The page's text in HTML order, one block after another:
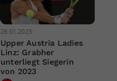
28.01.2025
Upper Austria Ladies
Linz: Grabher
unterliegt Siegerin
von 2023